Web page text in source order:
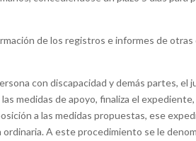
de los registros e informes de
con discapacidad y demás partes,
medidas de apoyo, finaliza el
a las medidas propuestas, ese
A este procedimiento se le